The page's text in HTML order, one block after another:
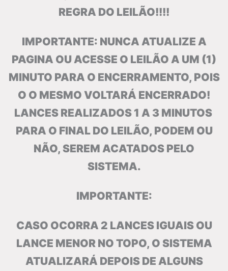
REGRA DO LEILÃO!!!!
IMPORTANTE: NUNCA ATUALIZE A
PAGINA OU ACESSE O LEILÃO A UM (1)
MINUTO PARA O ENCERRAMENTO, POIS
O O MESMO VOLTARÁ ENCERRADO!
LANCES REALIZADOS 1 A 3 MINUTOS
PARA O FINAL DO LEILÃO, PODEM OU
NÃO, SEREM ACATADOS PELO
SISTEMA.
IMPORTANTE:
CASO OCORRA 2 LANCES IGUAIS OU
LANCE MENOR NO TOPO, O SISTEMA
ATUALIZARÁ DEPOIS DE ALGUNS